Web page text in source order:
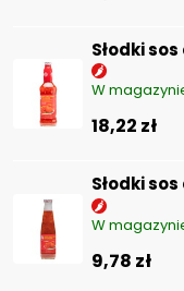
Słodki
W
18,22 zł
Słodki
W
9,78 zł